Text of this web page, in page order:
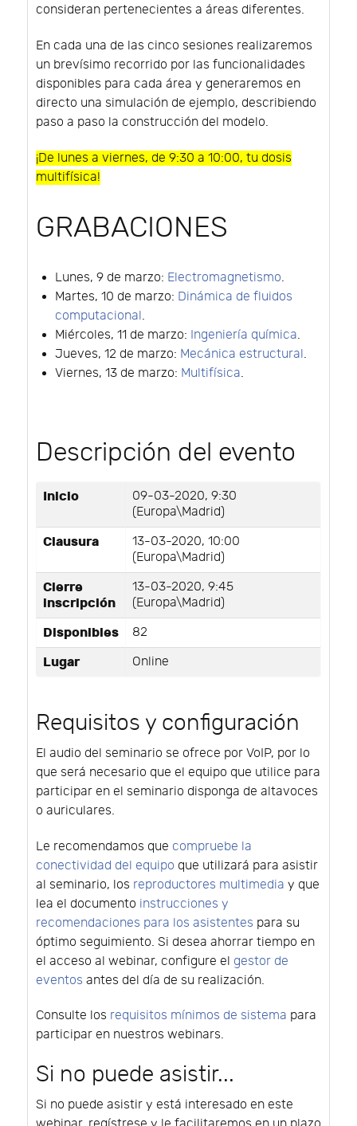
consideran pertenecientes a áreas diferentes.
En cada una de las cinco sesiones realizaremos
un brevísimo recorrido por las funcionalidades
disponibles para cada área y generaremos en
directo una simulación de ejemplo, describiendo
paso a paso la construcción del modelo.
¡De lunes a viernes, de 9:30 a 10:00, tu dosis
multifísica!
GRABACIONES
Lunes, 9 de marzo: Electromagnetismo.
Martes, 10 de marzo: Dinámica de fluidos
computacional.
Miércoles, 11 de marzo: Ingeniería química.
Jueves, 12 de marzo: Mecánica estructural.
Viernes, 13 de marzo: Multifísica.
Descripción del evento
Inicio
09-03-2020, 9:30
(Europa\Madrid)
Clausura
13-03-2020, 10:00
(Europa\Madrid)
Cierre
inscripción
13-03-2020, 9:45
(Europa\Madrid)
Disponibles 82
Lugar Online
Requisitos y configuración
El audio del seminario se ofrece por VoIP, por lo
que será necesario que el equipo que utilice para
participar en el seminario disponga de altavoces
o auriculares.
Le recomendamos que compruebe la
conectividad del equipo que utilizará para asistir
al seminario, los reproductores multimedia y que
lea el documento instrucciones y
recomendaciones para los asistentes para su
óptimo seguimiento. Si desea ahorrar tiempo en
el acceso al webinar, configure el gestor de
eventos antes del día de su realización.
Consulte los requisitos mínimos de sistema para
participar en nuestros webinars.
Si no puede asistir...
Si no puede asistir y está interesado en este